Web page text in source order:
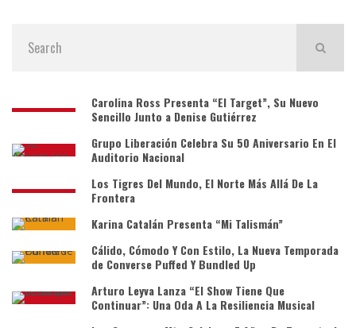
Carolina Ross Presenta “El Target”, Su Nuevo
Sencillo Junto a Denise Gutiérrez
Grupo Liberación Celebra Su 50 Aniversario En El
Auditorio Nacional
Los Tigres Del Mundo, El Norte Más Allá De La
Frontera
Karina Catalán Presenta “Mi Talismán”
Cálido, Cómodo Y Con Estilo, La Nueva Temporada
de Converse Puffed Y Bundled Up
Arturo Leyva Lanza “El Show Tiene Que
Continuar”: Una Oda A La Resiliencia Musical